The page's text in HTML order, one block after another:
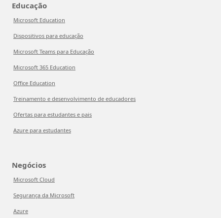
Educação
Microsoft Education
Dispositivos para educação
Microsoft Teams para Educação
Microsoft 365 Education
Office Education
Treinamento e desenvolvimento de educadores
Ofertas para estudantes e pais
Azure para estudantes
Negócios
Microsoft Cloud
Segurança da Microsoft
Azure